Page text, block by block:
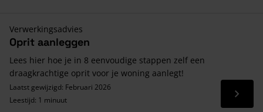
Verwerkingsadvies
Oprit aanleggen
Lees hier hoe je in 8 eenvoudige stappen zelf een
draagkrachtige oprit voor je woning aanlegt!
Laatst gewijzigd: Februari 2026
Leestijd: 1 minuut
Lees